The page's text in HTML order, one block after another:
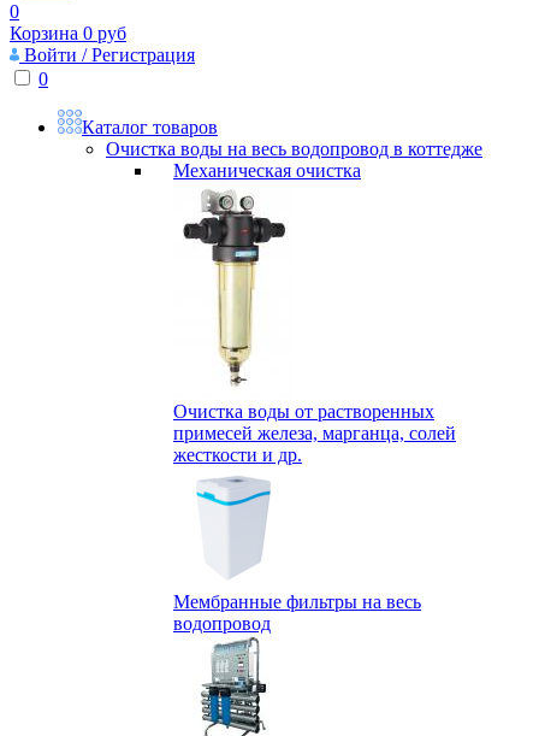
0
Корзина 0 руб
Войти / Регистрация
0
Каталог товаров
Очистка воды на весь водопровод в коттедже
Механическая очистка
Очистка воды от растворенных
примесей железа, марганца, солей
жесткости и др.
Мембранные фильтры на весь
водопровод